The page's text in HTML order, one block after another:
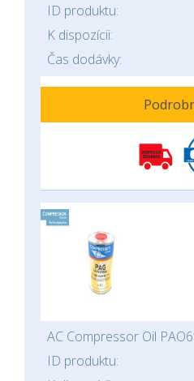
ID produktu:
K dispozícii:
Čas dodávky:
AC Compressor Oil
ID produktu: